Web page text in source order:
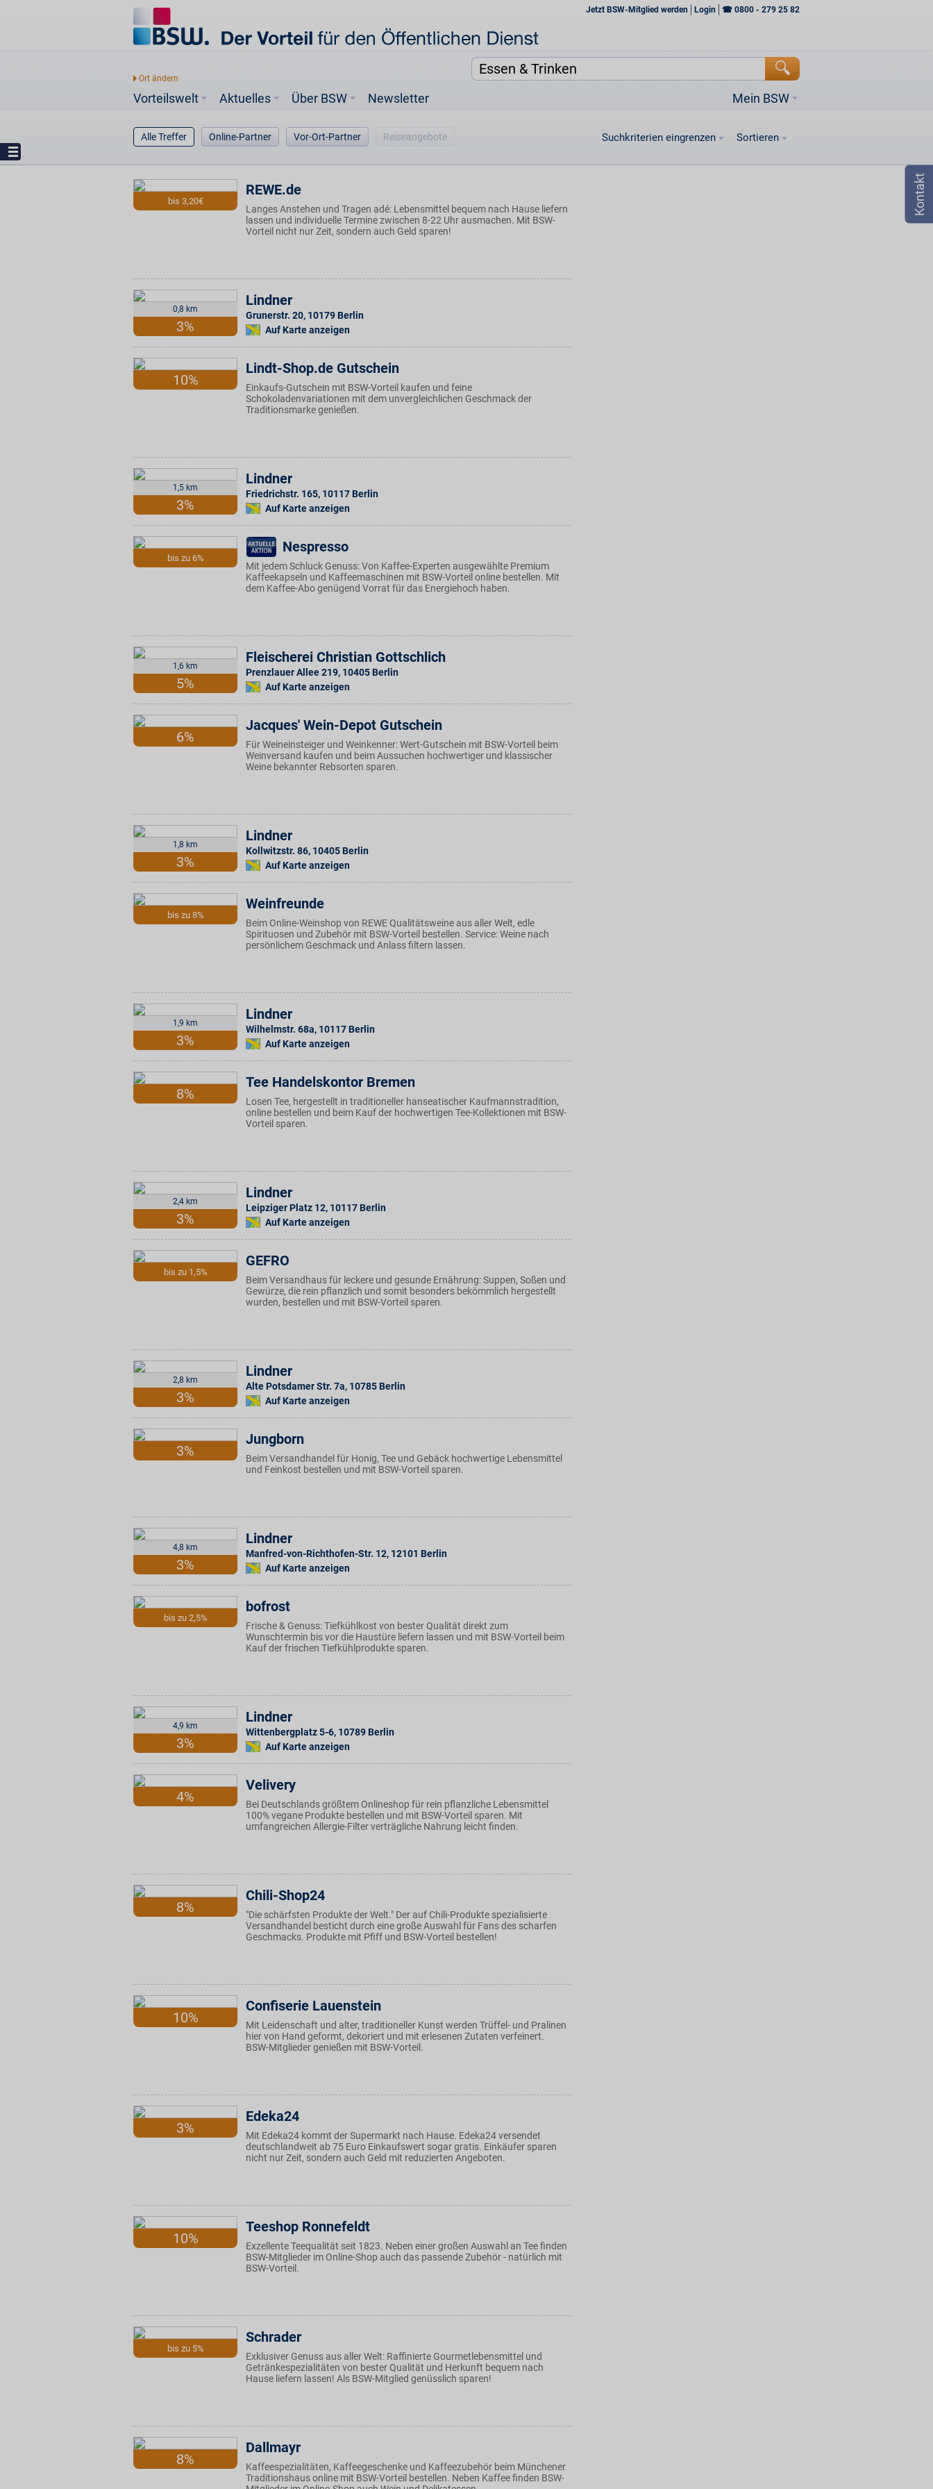
Jetzt BSW-Mitglied werden Login ☎ 0800 - 279 25 82
Vorteilswelt Mein BSW
Aktuelles Über BSW Newsletter
Alle Treffer Online-Partner Vor-Ort-Partner Reiseangebote Suchkriterien eingrenzen Sortieren
bis 3,20€
REWE.de
Langes Anstehen und Tragen adé: Lebensmittel bequem nach Hause liefern
lassen und individuelle Termine zwischen 8-22 Uhr ausmachen. Mit BSW-
Vorteil nicht nur Zeit, sondern auch Geld sparen!
0,8 km
3%
Lindner
Grunerstr. 20, 10179 Berlin
Auf Karte anzeigen
10%
Lindt-Shop.de Gutschein
Einkaufs-Gutschein mit BSW-Vorteil kaufen und feine
Schokoladenvariationen mit dem unvergleichlichen Geschmack der
Traditionsmarke genießen.
1,5 km
3%
Lindner
Friedrichstr. 165, 10117 Berlin
Auf Karte anzeigen
bis zu 6%
Nespresso
Mit jedem Schluck Genuss: Von Kaffee-Experten ausgewählte Premium
Kaffeekapseln und Kaffeemaschinen mit BSW-Vorteil online bestellen. Mit
dem Kaffee-Abo genügend Vorrat für das Energiehoch haben.
1,6 km
5%
Fleischerei Christian Gottschlich
Prenzlauer Allee 219, 10405 Berlin
Auf Karte anzeigen
6%
Jacques' Wein-Depot Gutschein
Für Weineinsteiger und Weinkenner: Wert-Gutschein mit BSW-Vorteil beim
Weinversand kaufen und beim Aussuchen hochwertiger und klassischer
Weine bekannter Rebsorten sparen.
1,8 km
3%
Lindner
Kollwitzstr. 86, 10405 Berlin
Auf Karte anzeigen
bis zu 8%
Weinfreunde
Beim Online-Weinshop von REWE Qualitätsweine aus aller Welt, edle
Spirituosen und Zubehör mit BSW-Vorteil bestellen. Service: Weine nach
persönlichem Geschmack und Anlass filtern lassen.
1,9 km
3%
Lindner
Wilhelmstr. 68a, 10117 Berlin
Auf Karte anzeigen
8%
Tee Handelskontor Bremen
Losen Tee, hergestellt in traditioneller hanseatischer Kaufmannstradition,
online bestellen und beim Kauf der hochwertigen Tee-Kollektionen mit BSW-
Vorteil sparen.
2,4 km
3%
Lindner
Leipziger Platz 12, 10117 Berlin
Auf Karte anzeigen
bis zu 1,5%
GEFRO
Beim Versandhaus für leckere und gesunde Ernährung: Suppen, Soßen und
Gewürze, die rein pflanzlich und somit besonders bekömmlich hergestellt
wurden, bestellen und mit BSW-Vorteil sparen.
2,8 km
3%
Lindner
Alte Potsdamer Str. 7a, 10785 Berlin
Auf Karte anzeigen
3%
Jungborn
Beim Versandhandel für Honig, Tee und Gebäck hochwertige Lebensmittel
und Feinkost bestellen und mit BSW-Vorteil sparen.
4,8 km
3%
Lindner
Manfred-von-Richthofen-Str. 12, 12101 Berlin
Auf Karte anzeigen
bis zu 2,5%
bofrost
Frische & Genuss: Tiefkühlkost von bester Qualität direkt zum
Wunschtermin bis vor die Haustüre liefern lassen und mit BSW-Vorteil beim
Kauf der frischen Tiefkühlprodukte sparen.
4,9 km
3%
Lindner
Wittenbergplatz 5-6, 10789 Berlin
Auf Karte anzeigen
4%
Velivery
Bei Deutschlands größtem Onlineshop für rein pflanzliche Lebensmittel
100% vegane Produkte bestellen und mit BSW-Vorteil sparen. Mit
umfangreichen Allergie-Filter verträgliche Nahrung leicht finden.
8%
Chili-Shop24
"Die schärfsten Produkte der Welt." Der auf Chili-Produkte spezialisierte
Versandhandel besticht durch eine große Auswahl für Fans des scharfen
Geschmacks. Produkte mit Pfiff und BSW-Vorteil bestellen!
10%
Confiserie Lauenstein
Mit Leidenschaft und alter, traditioneller Kunst werden Trüffel- und Pralinen
hier von Hand geformt, dekoriert und mit erlesenen Zutaten verfeinert.
BSW-Mitglieder genießen mit BSW-Vorteil.
3%
Edeka24
Mit Edeka24 kommt der Supermarkt nach Hause. Edeka24 versendet
deutschlandweit ab 75 Euro Einkaufswert sogar gratis. Einkäufer sparen
nicht nur Zeit, sondern auch Geld mit reduzierten Angeboten.
10%
Teeshop Ronnefeldt
Exzellente Teequalität seit 1823. Neben einer großen Auswahl an Tee finden
BSW-Mitglieder im Online-Shop auch das passende Zubehör - natürlich mit
BSW-Vorteil.
bis zu 5%
Schrader
Exklusiver Genuss aus aller Welt: Raffinierte Gourmetlebensmittel und
Getränkespezialitäten von bester Qualität und Herkunft bequem nach
Hause liefern lassen! Als BSW-Mitglied genüsslich sparen!
8%
Dallmayr
Kaffeespezialitäten, Kaffeegeschenke und Kaffeezubehör beim Münchener
Traditionshaus online mit BSW-Vorteil bestellen. Neben Kaffee finden BSW-